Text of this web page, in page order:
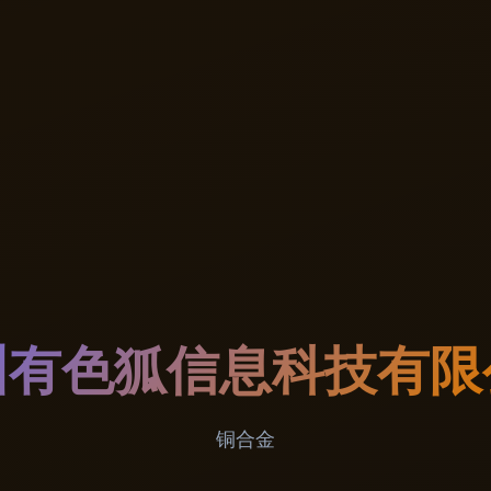
色狐信息科技有
铜合金